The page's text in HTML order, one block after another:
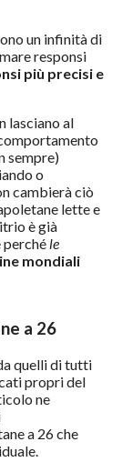
un infinità di
responsi
più precisi e
lasciano al
sempre)
o
cambierà ciò
lette e
è già
perché le
mondiali
a 26
quelli di tutti
propri del
ne
a 26 che